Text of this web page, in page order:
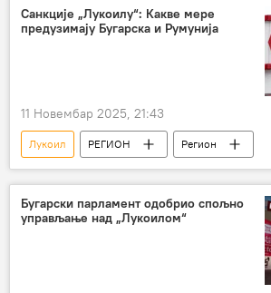
Русија – економија
Санкције „Лукоилу“: Какве мере
предузимају Бугарска и Румунија
11 Новембар 2025, 21:43
Лукоил РЕГИОН
Регион
Регион – економија
санкције
Бугарска
Бугарски парламент одобрио спољно
управљање над „Лукоилом“